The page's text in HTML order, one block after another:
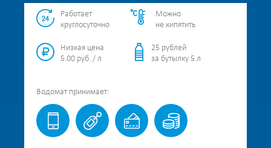
Работает
круглосуточно
Можно
не кипятить
Низкая цена
5.00 руб. / л
25 рублей
за бутылку 5 л
Водомат принимает: